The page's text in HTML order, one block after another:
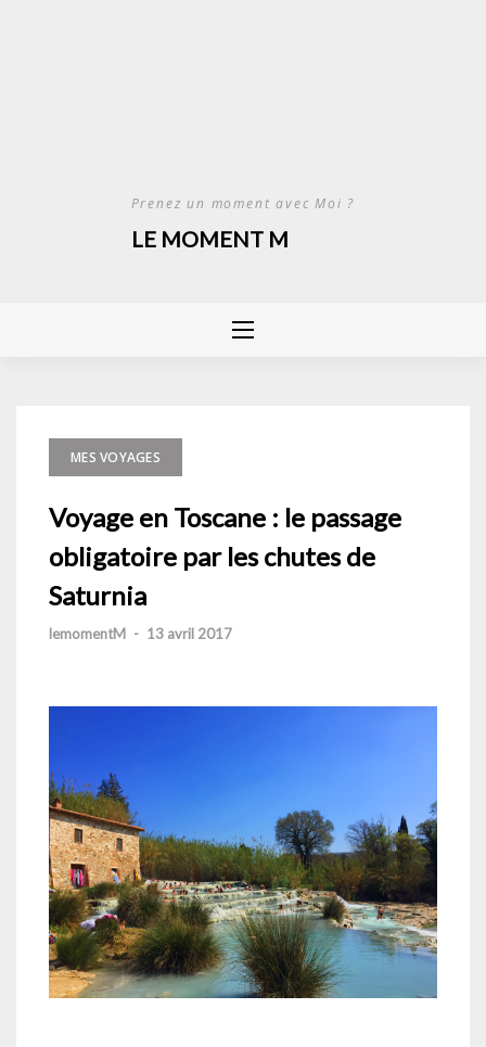
Prenez un moment avec Moi ?
LE MOMENT M
MES VOYAGES
Voyage en Toscane : le passage
obligatoire par les chutes de
Saturnia
lemomentM - 13 avril 2017